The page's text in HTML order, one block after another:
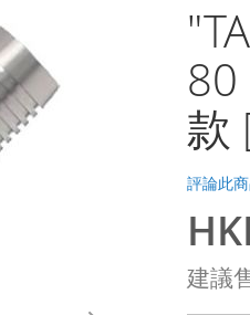
款
評論此
特
殊
價
建議